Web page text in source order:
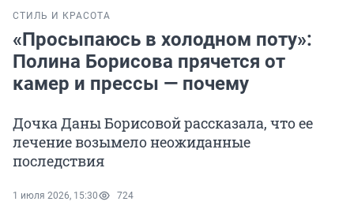
СТИЛЬ И КРАСОТА
«Просыпаюсь в холодном поту»:
Полина Борисова прячется от
камер и прессы — почему
Дочка Даны Борисовой рассказала, что ее
лечение возымело неожиданные
последствия
1 июля 2026, 15:30 724